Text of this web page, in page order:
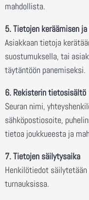
mahdollista.
5. Tietojen keräämisen
Asiakkaan tietoja
suostumuksella, tai
täytäntöön panemiseksi.
6. Rekisterin tietosisältö
Seuran nimi,
sähköpostiosoite,
tietoa joukkueesta ja
7. Tietojen säilytysaika
Henkilötiedot
turnauksissa.